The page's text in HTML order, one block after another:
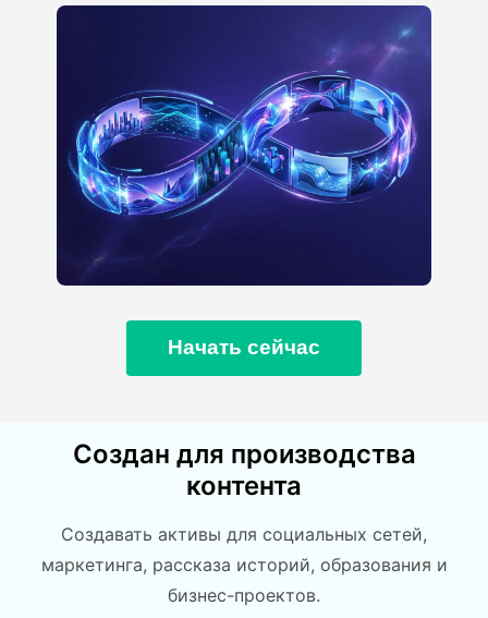
Начать сейчас
Создан для производства
контента
Создавать активы для социальных сетей,
маркетинга, рассказа историй, образования и
бизнес-проектов.